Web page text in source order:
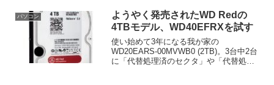
パソコン
ようやく発売されたWD Redの
4TBモデル、WD40EFRXを試す
使い始めて3年になる我が家の
WD20EARS-00MVWB0 (2TB)。3台中2台
に「代替処理済のセクタ」や「代替処理